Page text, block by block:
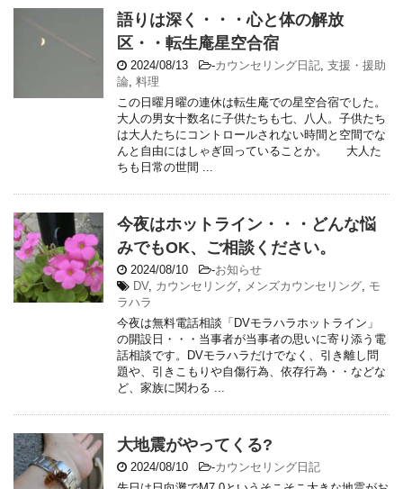
語りは深く・・・心と体の解放
区・・転生庵星空合宿
2024/08/13 -カウンセリング日記, 支援・援助
論, 料理
この日曜月曜の連休は転生庵での星空合宿でした。
大人の男女十数名に子供たちも七、八人。子供たち
は大人たちにコントロールされない時間と空間でな
んと自由にはしゃぎ回っていることか。 大人た
ちも日常の世間 ...
今夜はホットライン・・・どんな悩
みでもOK、ご相談ください。
2024/08/10 -お知らせ
DV, カウンセリング, メンズカウンセリング, モ
ラハラ
今夜は無料電話相談「DVモラハラホットライン」
の開設日・・・当事者が当事者の思いに寄り添う電
話相談です。DVモラハラだけでなく、引き離し問
題や、引きこもりや自傷行為、依存行為・・などな
ど、家族に関わる ...
大地震がやってくる?
2024/08/10 -カウンセリング日記